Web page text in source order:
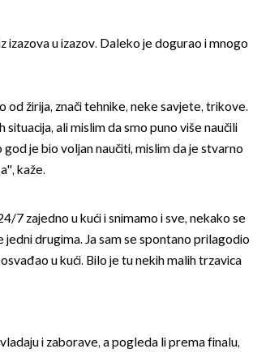
u izazov. Daleko je dogurao i mnogo
od žirija, znači tehnike, neke savjete, trikove.
situacija, ali mislim da smo puno više naučili
je bio voljan naučiti, mislim da je stvarno
kaže.
7 zajedno u kući i snimamo i sve, nekako se
drugima. Ja sam se spontano prilagodio
u kući. Bilo je tu nekih malih trzavica
i zaborave, a pogleda li prema finalu,
OMOGUĆI OBAVIJESTI